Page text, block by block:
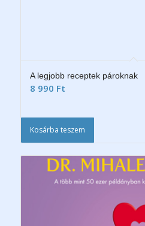
A legjobb receptek pároknak
8 990 Ft
Kosárba teszem